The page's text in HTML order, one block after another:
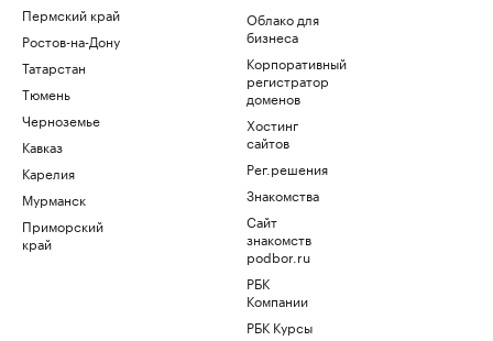
Пермский край
Ростов-на-Дону
Татарстан
Тюмень
Черноземье
Кавказ
Карелия
Мурманск
Приморский
край
Облако для
бизнеса
Корпоративный
регистратор
доменов
Хостинг
сайтов
Рег.решения
Знакомства
Сайт
знакомств
podbor.ru
РБК
Компании
РБК Курсы